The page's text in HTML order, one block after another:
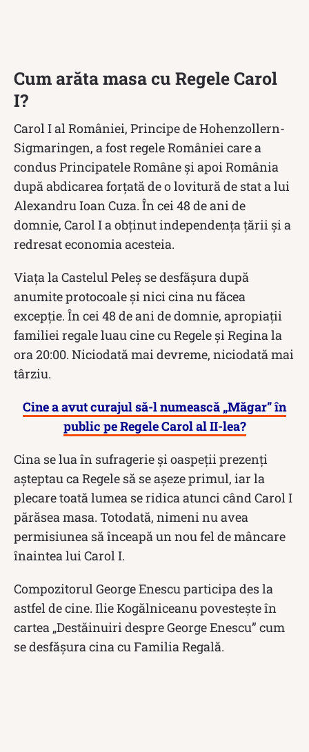
Cum arăta masa cu Regele Carol
I?
Carol I al României, Principe de Hohenzollern-
Sigmaringen, a fost regele României care a
condus Principatele Române și apoi România
după abdicarea forțată de o lovitură de stat a lui
Alexandru Ioan Cuza. În cei 48 de ani de
domnie, Carol I a obținut independența țării și a
redresat economia acesteia.
Viața la Castelul Peleș se desfășura după
anumite protocoale și nici cina nu făcea
excepție. În cei 48 de ani de domnie, apropiații
familiei regale luau cine cu Regele și Regina la
ora 20:00. Niciodată mai devreme, niciodată mai
târziu.
Cine a avut curajul să-l numească „Măgar” în
public pe Regele Carol al II-lea?
Cina se lua în sufragerie și oaspeții prezenţi
aşteptau ca Regele să se aşeze primul, iar la
plecare toată lumea se ridica atunci când Carol I
părăsea masa. Totodată, nimeni nu avea
permisiunea să înceapă un nou fel de mâncare
înaintea lui Carol I.
Compozitorul George Enescu participa des la
astfel de cine. Ilie Kogălniceanu povestește în
cartea „Destăinuiri despre George Enescu” cum
se desfășura cina cu Familia Regală.